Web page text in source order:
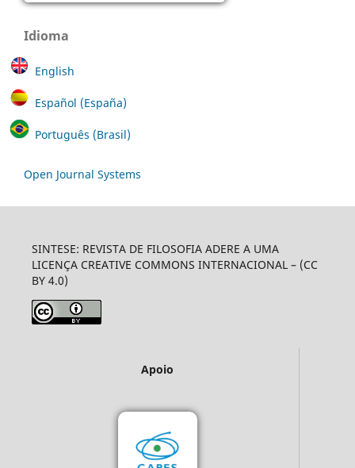
Idioma
English
Español (España)
Português (Brasil)
Open Journal Systems
SINTESE: REVISTA DE FILOSOFIA ADERE A UMA
LICENÇA CREATIVE COMMONS INTERNACIONAL – (CC
BY 4.0)
Apoio